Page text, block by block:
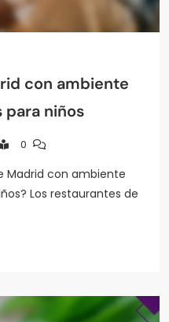
con ambiente
niños
0
Madrid con ambiente
Los restaurantes de